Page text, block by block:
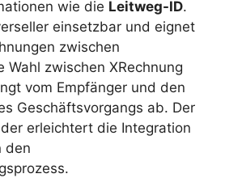
wie die Leitweg-ID.
einsetzbar und eignet
zwischen
Wahl zwischen XRechnung
vom Empfänger und den
Geschäftsvorgangs ab. Der
erleichtert die Integration
den